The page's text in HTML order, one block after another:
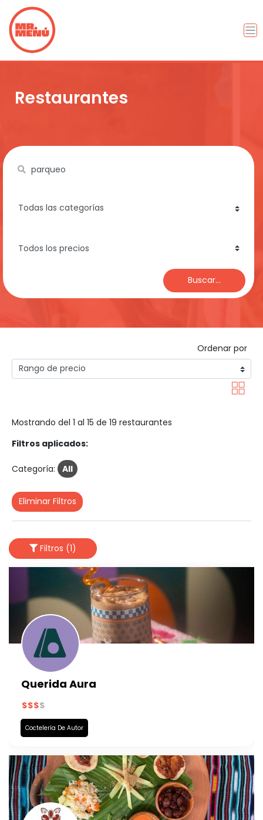
Restaurantes
Name
category
price
Buscar...
Ordenar por
Mostrando del 1 al 15 de 19 restaurantes
Filtros aplicados:
Categoría: All
Eliminar Filtros
Filtros (1)
Querida Aura
Coctelería De Autor